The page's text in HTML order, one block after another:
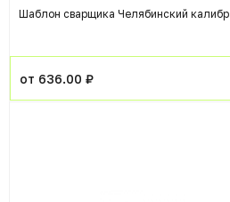
Шаблон сварщика Челябинский калибр
от 636.00 ₽